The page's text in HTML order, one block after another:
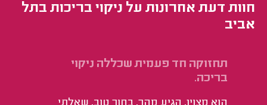
חוות דעת אחרונות על ניקוי בריכות בתל
אביב
תחזוקה חד פעמית שכללה ניקוי
בריכה.